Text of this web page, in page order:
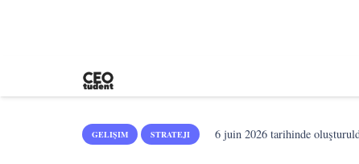
GELIŞIM STRATEJI 6 juin 2026 tarihinde